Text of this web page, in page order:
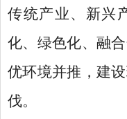
传统产业、新兴
化、绿色化、融
优环境并推，建
伐。